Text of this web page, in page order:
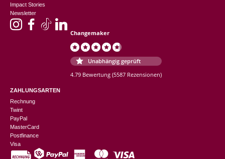
Impact Stories
Newsletter
Changemaker
Unabhängig geprüft
4.79 Bewertung (5587 Rezensionen)
ZAHLUNGSARTEN
Rechnung
Twint
PayPal
MasterCard
Postfinance
Visa